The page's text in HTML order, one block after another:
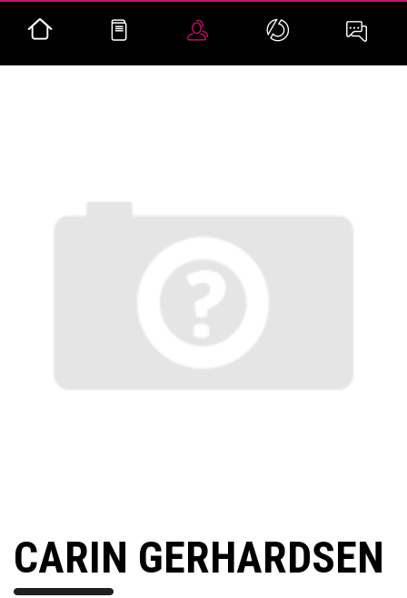
CARIN GERHARDSEN